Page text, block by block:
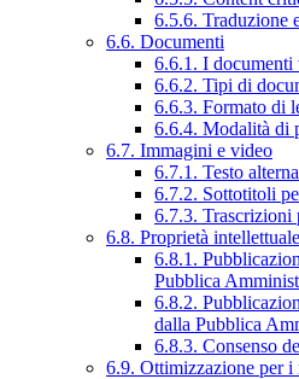
6.5.6. Traduzione
6.6. Documenti
6.6.1. I documenti
6.6.2. Tipi di
6.6.3. Formato di
6.6.4. Modalità di
6.7. Immagini e video
6.7.1. Testo
6.7.2. Sottotitoli
6.7.3. Trascrizioni
6.8. Proprietà
6.8.1.
Pubblica
6.8.2.
dalla Pubblica
6.8.3. Consenso
6.9. Ottimizzazione per